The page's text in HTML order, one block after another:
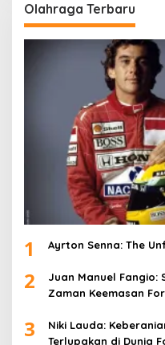
Olahraga Terbaru
1 Ayrton Senna: The
2
Juan Manuel Fangio:
Zaman Keemasan
3
Niki Lauda:
Terlupakan di Dunia